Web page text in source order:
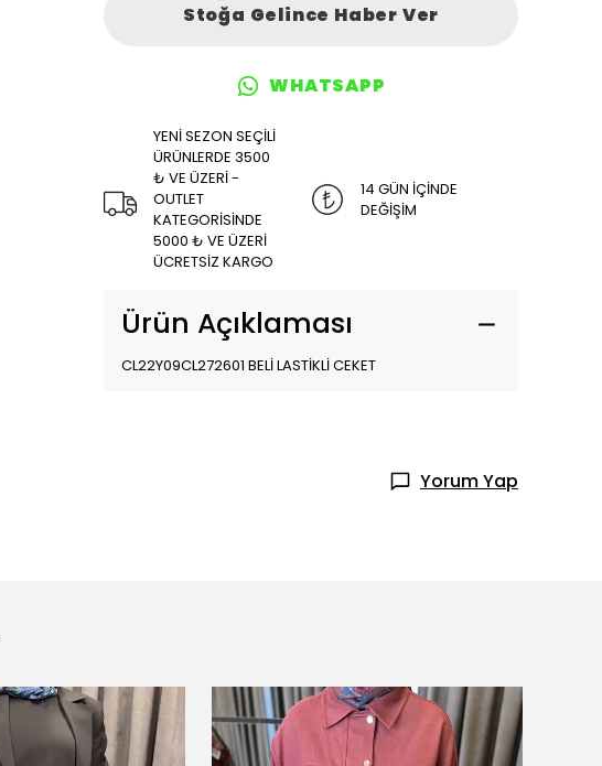
Stoğa Gelince Haber Ver
WHATSAPP
YENİ SEZON SEÇİLİ
ÜRÜNLERDE 3500
₺ VE ÜZERİ -
OUTLET
KATEGORİSİNDE
5000 ₺ VE ÜZERİ
ÜCRETSİZ KARGO
14 GÜN İÇİNDE
DEĞİŞİM
Ürün Açıklaması
CL22Y09CL272601 BELİ LASTİKLİ CEKET
Yorum Yap